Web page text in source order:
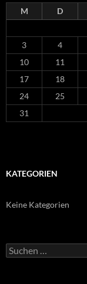
M D
3
4
10
11
17
18
24
25
31
KATEGORIEN
Keine Kategorien
Suchen
nach: